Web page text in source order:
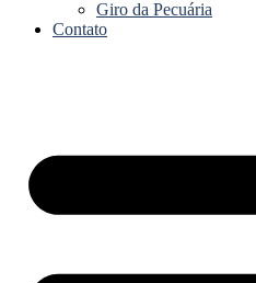
Giro da Pecuária
Contato